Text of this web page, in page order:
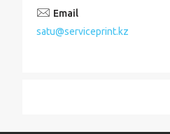
satu@serviceprint.kz